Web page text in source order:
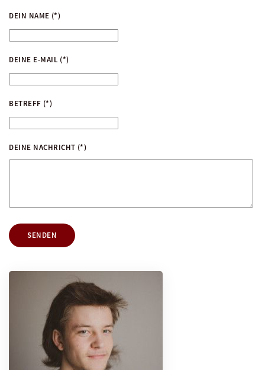
DEIN NAME (*)
DEINE E-MAIL (*)
BETREFF (*)
DEINE NACHRICHT (*)
SENDEN